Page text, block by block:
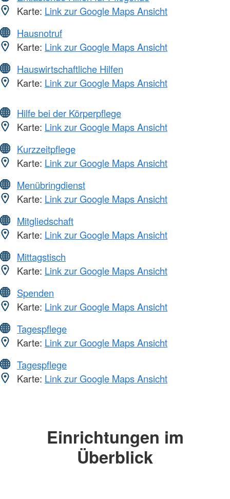
Karte: Link zur Google Maps Ansicht
Hausnotruf
Karte: Link zur Google Maps Ansicht
Hauswirtschaftliche Hilfen
Karte: Link zur Google Maps Ansicht
Hilfe bei der Körperpflege
Karte: Link zur Google Maps Ansicht
Kurzzeitpflege
Karte: Link zur Google Maps Ansicht
Menübringdienst
Karte: Link zur Google Maps Ansicht
Mitgliedschaft
Karte: Link zur Google Maps Ansicht
Mittagstisch
Karte: Link zur Google Maps Ansicht
Spenden
Karte: Link zur Google Maps Ansicht
Tagespflege
Karte: Link zur Google Maps Ansicht
Tagespflege
Karte: Link zur Google Maps Ansicht
Einrichtungen im
Überblick